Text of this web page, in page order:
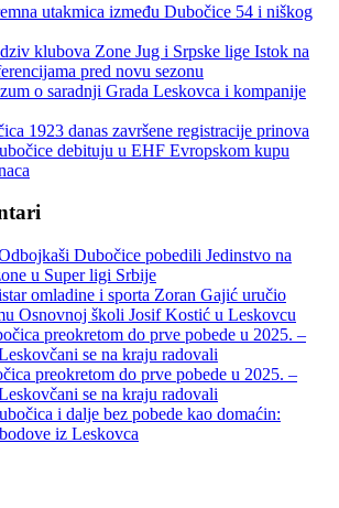
utakmica između Dubočice 54 i niškog
klubova Zone Jug i Srpske lige Istok na
pred novu sezonu
o saradnji Grada Leskovca i kompanije
1923 danas završene registracije prinova
debituju u EHF Evropskom kupu
Dubočice pobedili Jedinstvo na
u Super ligi Srbije
omladine i sporta Zoran Gajić uručio
Osnovnoj školi Josif Kostić u Leskovcu
preokretom do prve pobede u 2025. –
se na kraju radovali
preokretom do prve pobede u 2025. –
se na kraju radovali
i dalje bez pobede kao domaćin:
iz Leskovca